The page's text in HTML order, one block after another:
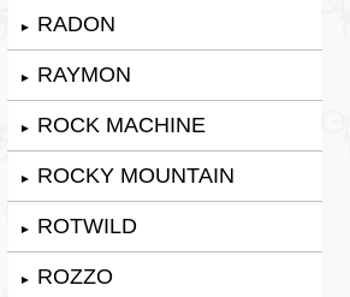
► RADON
► RAYMON
► ROCK MACHINE
► ROCKY MOUNTAIN
► ROTWILD
► ROZZO